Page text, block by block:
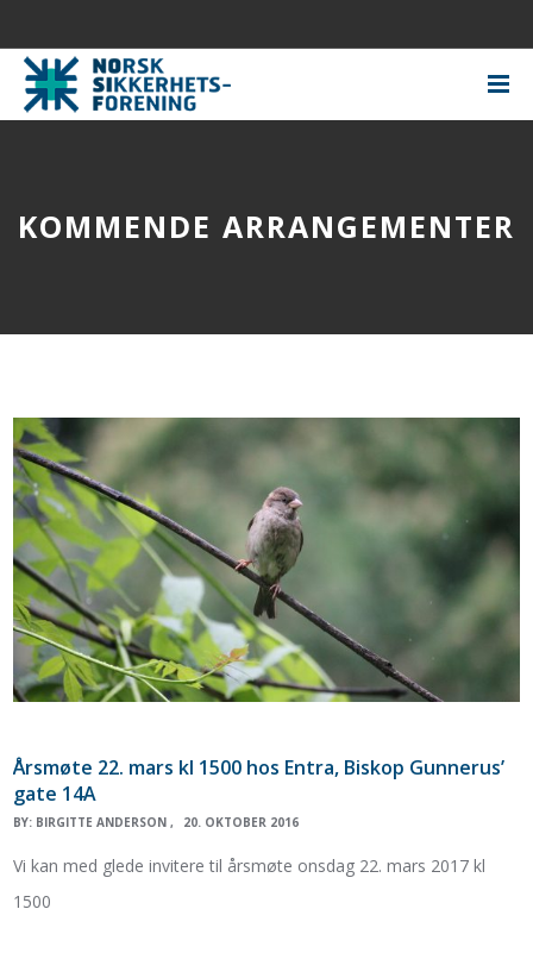
KOMMENDE ARRANGEMENTER
Årsmøte 22. mars kl 1500 hos Entra, Biskop Gunnerus’
gate 14A
BY: BIRGITTE ANDERSON 20. OKTOBER 2016
Vi kan med glede invitere til årsmøte onsdag 22. mars 2017 kl
1500